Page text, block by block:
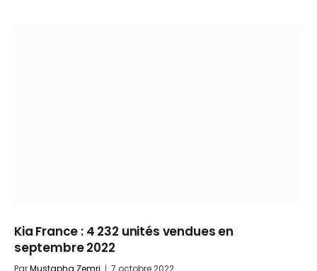
Kia France : 4 232 unités vendues en
septembre 2022
ParMustapha Zemri 7 octobre 2022